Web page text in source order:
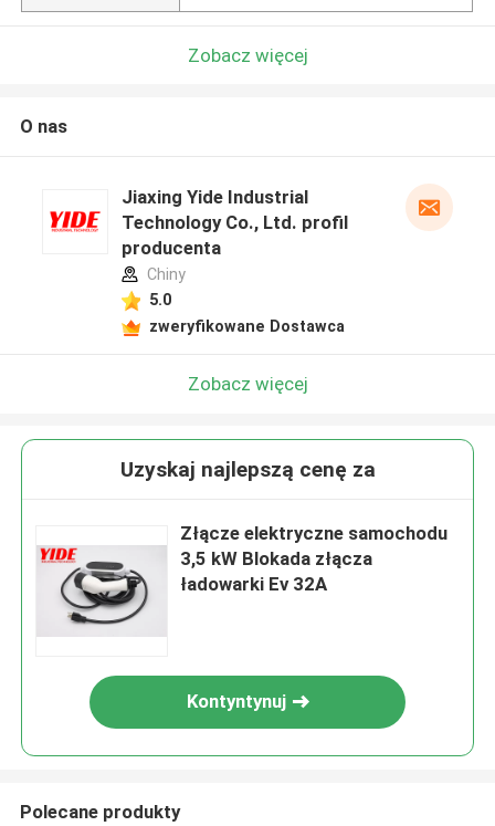
Zobacz więcej
O nas
Jiaxing Yide Industrial
Technology Co., Ltd. profil
producenta
Chiny
5.0
zweryfikowane Dostawca
Zobacz więcej
Uzyskaj najlepszą cenę za
Złącze elektryczne samochodu
3,5 kW Blokada złącza
ładowarki Ev 32A
Kontyntynuj
Polecane produkty